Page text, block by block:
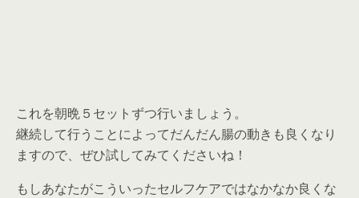
これを朝晩５セットずつ行いましょう。
継続して行うことによってだんだん腸の動きも良くなり
ますので、ぜひ試してみてくださいね！
もしあなたがこういったセルフケアではなかなか良くな